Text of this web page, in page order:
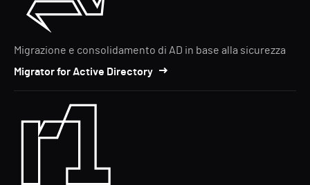
Migrazione e consolidamento di AD in base alla sicurezza
Migrator for Active Directory